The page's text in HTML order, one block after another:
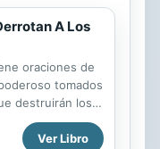
A Los
oraciones de
tomados
destruirán los
y liberarán
favor de Dios.
Ver Libro